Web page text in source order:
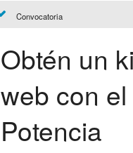
Convocatoria
Obtén un
web con
Potencia